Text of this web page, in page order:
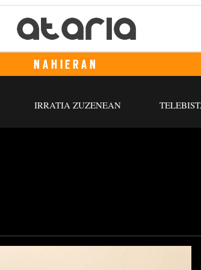
NAHIERAN
IRRATIA ZUZENEAN